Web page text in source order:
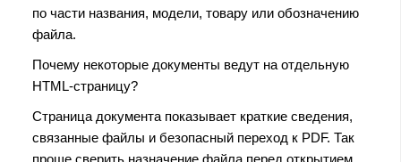
по части названия, модели, товару или обозначению
файла.
Почему некоторые документы ведут на отдельную
HTML-страницу?
Страница документа показывает краткие сведения,
связанные файлы и безопасный переход к PDF. Так
проще сверить назначение файла перед открытием.